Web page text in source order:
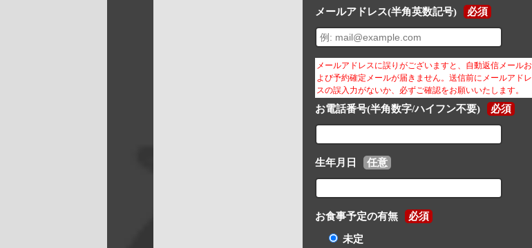
メールアドレス(半角英数記号) 必須
メールアドレスに誤りがございますと、自動返信メールお
よび予約確定メールが届きません。送信前にメールアドレ
スの誤入力がないか、必ずご確認をお願いいたします。
お電話番号(半角数字/ハイフン不要) 必須
生年月日 任意
お食事予定の有無 必須
未定